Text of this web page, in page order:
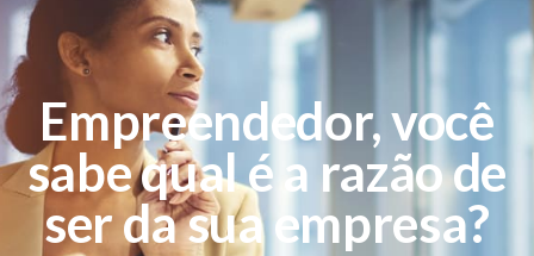
Empreendedor, você
sabe qual é a razão de
ser da sua empresa?